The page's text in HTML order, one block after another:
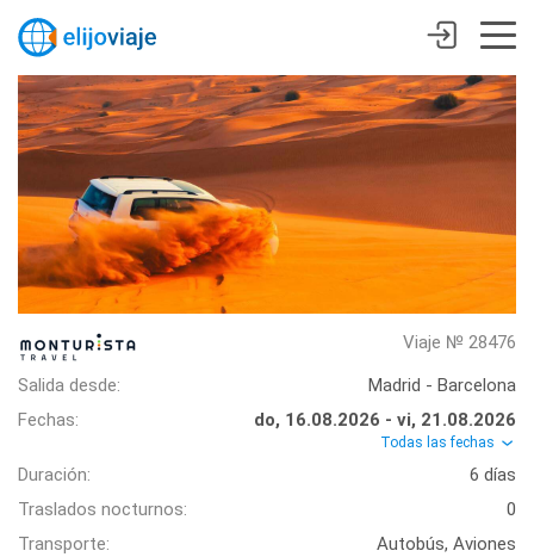
Viaje № 28476
Salida desde:
Madrid - Barcelona
Fechas:
do, 16.08.2026 - vi, 21.08.2026
Todas las fechas
Duración:
6 días
Traslados nocturnos:
0
Transporte:
Autobús, Aviones